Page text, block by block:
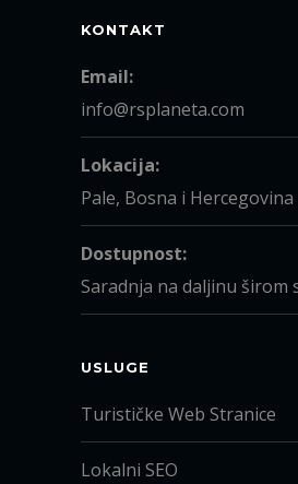
KONTAKT
Email:
info@rsplaneta.com
Lokacija:
Pale, Bosna i Hercegovina
Dostupnost:
Saradnja na daljinu širom
USLUGE
Turističke Web Stranice
Lokalni SEO